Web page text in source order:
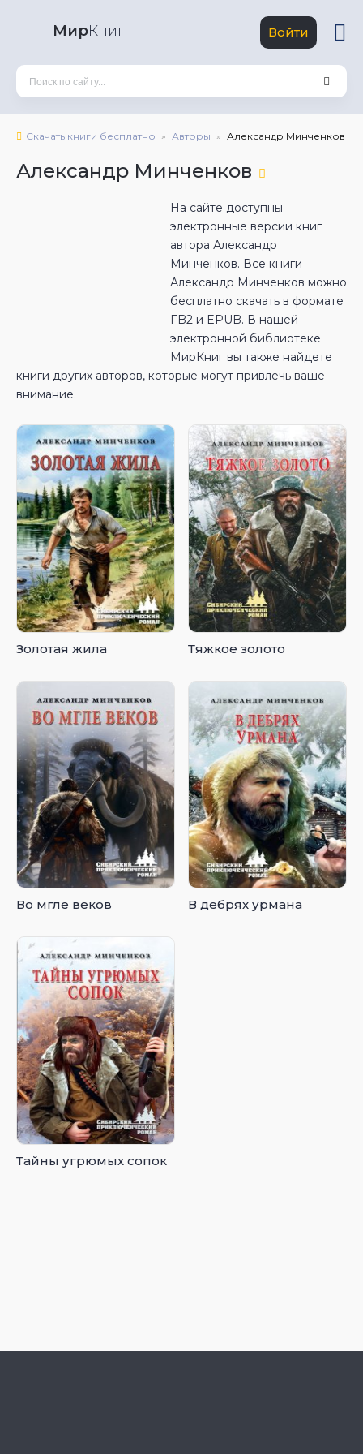
МирКниг Войти
Скачать книги бесплатно Авторы Александр Минченков
Александр Минченков
На сайте доступны
электронные версии книг
автора Александр
Минченков. Все книги
Александр Минченков можно
бесплатно скачать в формате
FB2 и EPUB. В нашей
электронной библиотеке
МирКниг вы также найдете
книги других авторов, которые могут привлечь ваше
внимание.
Золотая жила Тяжкое золото
Во мгле веков В дебрях урмана
Тайны угрюмых сопок